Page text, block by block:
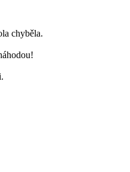
chyběla.